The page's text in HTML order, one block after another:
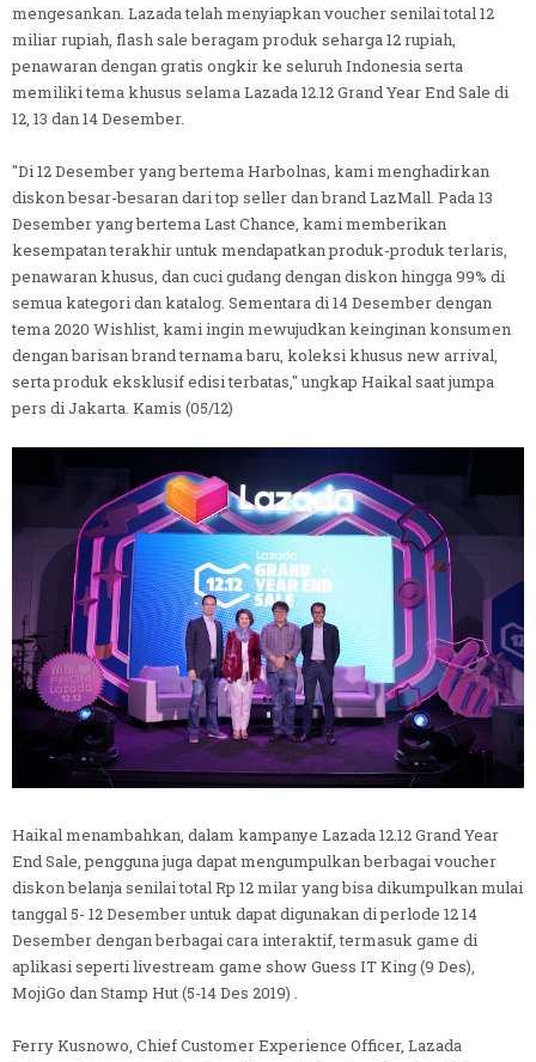
mengesankan. Lazada telah menyiapkan voucher senilai total 12
miliar rupiah, flash sale beragam produk seharga 12 rupiah,
penawaran dengan gratis ongkir ke seluruh Indonesia serta
memiliki tema khusus selama Lazada 12.12 Grand Year End Sale di
12, 13 dan 14 Desember.
"Di 12 Desember yang bertema Harbolnas, kami menghadirkan
diskon besar-besaran dari top seller dan brand LazMall. Pada 13
Desember yang bertema Last Chance, kami memberikan
kesempatan terakhir untuk mendapatkan produk-produk terlaris,
penawaran khusus, dan cuci gudang dengan diskon hingga 99% di
semua kategori dan katalog. Sementara di 14 Desember dengan
tema 2020 Wishlist, kami ingin mewujudkan keinginan konsumen
dengan barisan brand ternama baru, koleksi khusus new arrival,
serta produk eksklusif edisi terbatas," ungkap Haikal saat jumpa
pers di Jakarta. Kamis (05/12)
Haikal menambahkan, dalam kampanye Lazada 12.12 Grand Year
End Sale, pengguna juga dapat mengumpulkan berbagai voucher
diskon belanja senilai total Rp 12 milar yang bisa dikumpulkan mulai
tanggal 5- 12 Desember untuk dapat digunakan di perlode 12 14
Desember dengan berbagai cara interaktif, termasuk game di
aplikasi seperti livestream game show Guess IT King (9 Des),
MojiGo dan Stamp Hut (5-14 Des 2019) .
Ferry Kusnowo, Chief Customer Experience Officer, Lazada